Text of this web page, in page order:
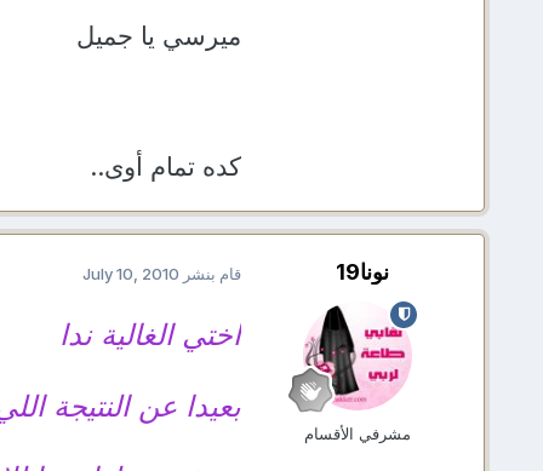
ميرسي يا جميل
كده تمام أوى..
نونا19
مشرفي الأقسام
قام بنشر July 10, 2010
اختي الغالية ندا
بعيدا عن النتيجة